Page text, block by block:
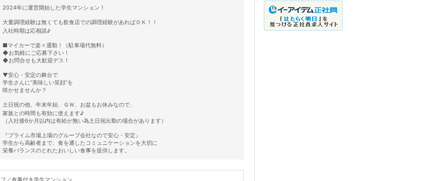
2024年に運営開始した学生マンション！
大量調理経験は無くても飲食店での調理経験があればＯＫ！！
入社時期は応相談♪
■マイカーで楽々通勤！（駐車場代無料）
◆お気軽にご応募下さい！
◆お問合せも大歓迎デス！
▼安心・安定の舞台で
学生さんに“美味しい笑顔”を
咲かせませんか？
土日祝の他、年末年始、ＧＷ、お盆もお休みなので、
家族との時間も有効に使えます♪
（入社後6か月以内は有給が無い為土日祝出勤の場合があります）
『プライム市場上場のグループ会社なので安心・安定』
学生から高齢者まで、食を通したコミュニケーションを大切に
栄養バランスのとれたおいしい食事を提供します。
／食事付き学生マンション